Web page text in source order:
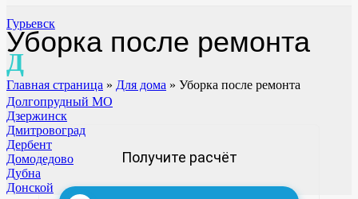
Гурьевск
Д
Долгопрудный МО
Дзержинск
Дмитровоград
Дербент
Домодедово
Дубна
Донской
Уборка после ремонта
Главная страница » Для дома » Уборка после ремонта
Получите расчёт